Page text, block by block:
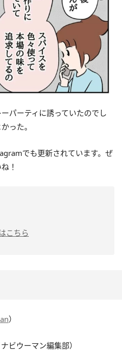
パーティに誘っていたのでし
った。
でも更新されています。ぜ
！
こちら
）
ビウーマン編集部）